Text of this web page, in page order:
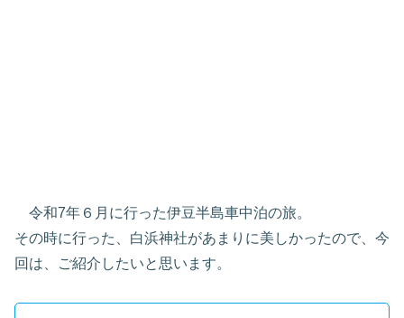
令和7年６月に行った伊豆半島車中泊の旅。
その時に行った、白浜神社があまりに美しかったので、今
回は、ご紹介したいと思います。